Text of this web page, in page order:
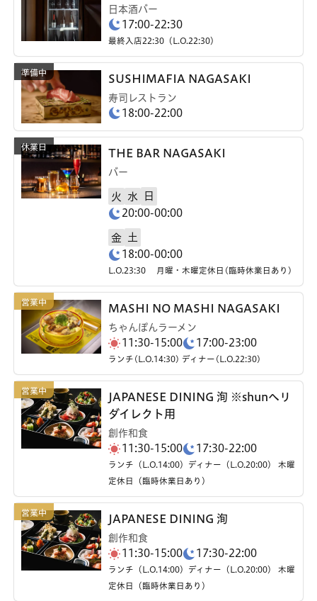
日本酒バー
17:00-22:30
最終入店22:30（L.O.22:30）
SUSHIMAFIA NAGASAKI
寿司レストラン
18:00-22:00
THE BAR NAGASAKI
バー
火 水
日
20:00-00:00
金
土
18:00-00:00
L.O.23:30 月曜・木曜定休日(臨時休業日あり)
MASHI NO MASHI NAGASAKI
ちゃんぽんラーメン
11:30-15:00 17:00-23:00
ランチ(L.O.14:30) ディナー(L.O.22:30)
JAPANESE DINING 洵 ※shunへリ
ダイレクト用
創作和食
11:30-15:00 17:30-22:00
ランチ（L.O.14:00）ディナー（L.O.20:00） 木曜
定休日（臨時休業日あり）
JAPANESE DINING 洵
創作和食
11:30-15:00 17:30-22:00
ランチ（L.O.14:00）ディナー（L.O.20:00） 木曜
定休日（臨時休業日あり）